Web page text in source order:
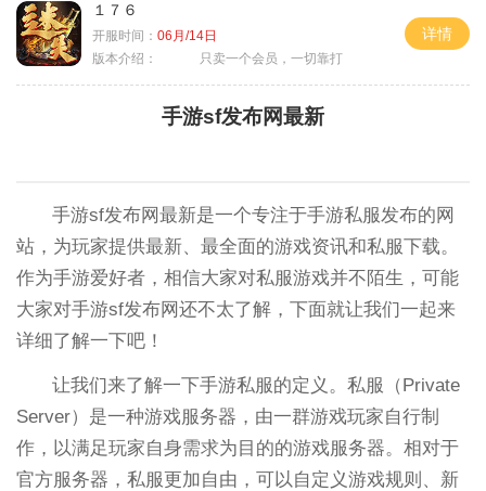
１７６
开服时间： 06月/14日
版本介绍：
只卖一个会员，一切靠打
详情
手游sf发布网最新
手游sf发布网最新是一个专注于手游私服发布的网
站，为玩家提供最新、最全面的游戏资讯和私服下载。
作为手游爱好者，相信大家对私服游戏并不陌生，可能
大家对手游sf发布网还不太了解，下面就让我们一起来
详细了解一下吧！
让我们来了解一下手游私服的定义。私服（Private
Server）是一种游戏服务器，由一群游戏玩家自行制
作，以满足玩家自身需求为目的的游戏服务器。相对于
官方服务器，私服更加自由，可以自定义游戏规则、新